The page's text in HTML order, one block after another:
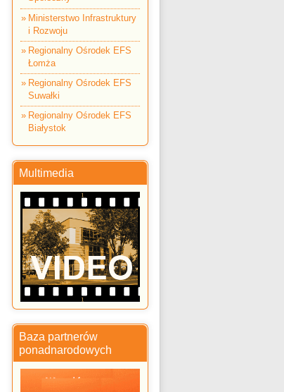
Ministerstwo Infrastruktury
i Rozwoju
Regionalny Ośrodek EFS
Łomża
Regionalny Ośrodek EFS
Suwałki
Regionalny Ośrodek EFS
Białystok
Multimedia
Baza partnerów
ponadnarodowych